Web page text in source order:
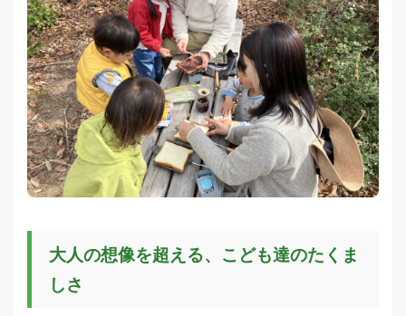
大人の想像を超える、こども達のたくま
しさ